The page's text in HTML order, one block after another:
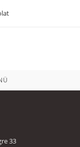
33